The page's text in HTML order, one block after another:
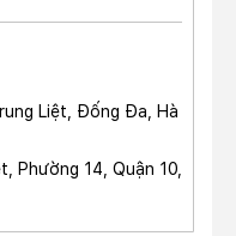
Liệt, Đống Đa, Hà
Phường 14, Quận 10,